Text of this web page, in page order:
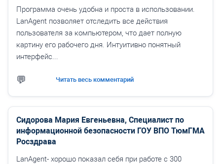
Программа очень удобна и проста в использовании.
LanAgent позволяет отследить все действия
пользователя за компьютером, что дает полную
картину его рабочего дня. Интуитивно понятный
интерфейс...
Читать весь комментарий
Сидорова Мария Евгеньевна, Специалист по
информационной безопасности ГОУ ВПО ТюмГМА
Росздрава
LanAgent- хорошо показал себя при работе с 300